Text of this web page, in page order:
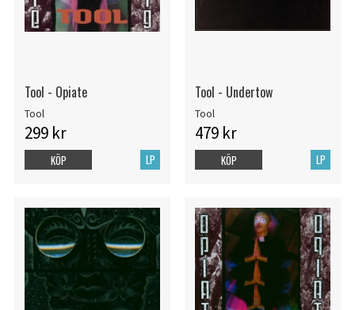
Tool - Opiate
Tool
299 kr
LP
KÖP
Tool - Undertow
Tool
479 kr
LP
KÖP